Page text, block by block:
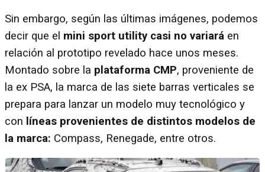
Sin embargo, según las últimas imágenes, podemos
decir que el mini sport utility casi no variará en
relación al prototipo revelado hace unos meses.
Montado sobre la plataforma CMP, proveniente de
la ex PSA, la marca de las siete barras verticales se
prepara para lanzar un modelo muy tecnológico y
con líneas provenientes de distintos modelos de
la marca: Compass, Renegade, entre otros.